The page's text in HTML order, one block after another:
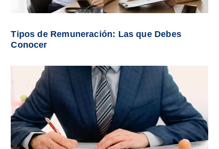
Tipos de Remuneración: Las que Debes
Conocer